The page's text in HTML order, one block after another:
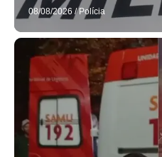
08/08/2026 / Polícia